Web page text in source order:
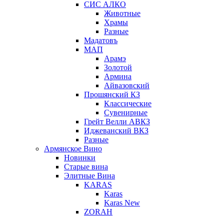
СИС АЛКО
Животные
Храмы
Разные
Мадатовъ
МАП
Арамэ
Золотой
Армина
Айвазовский
Прошянский КЗ
Классические
Сувенирные
Грейт Велли АВКЗ
Иджеванский ВКЗ
Разные
Армянское Вино
Новинки
Старые вина
Элитные Вина
KARAS
Karas
Karas New
ZORAH